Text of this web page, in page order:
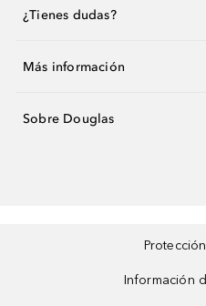
¿Tienes dudas?
Más información
Sobre Douglas
Información